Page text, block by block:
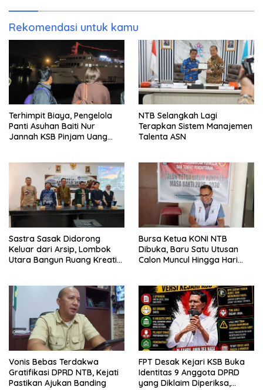
Rekomendasi untuk kamu
Terhimpit Biaya, Pengelola
Panti Asuhan Baiti Nur
Jannah KSB Pinjam Uang
Kunjung Tuntas
NTB Selangkah Lagi
Terapkan Sistem Manajemen
Talenta ASN
Sastra Sasak Didorong
Keluar dari Arsip, Lombok
Utara Bangun Ruang Kreatif
Bursa Ketua KONI NTB
Dibuka, Baru Satu Utusan
Calon Muncul Hingga Hari
Vonis Bebas Terdakwa
Gratifikasi DPRD NTB, Kejati
Pastikan Ajukan Banding
FPT Desak Kejari KSB Buka
Identitas 9 Anggota DPRD
yang Diklaim Diperiksa,